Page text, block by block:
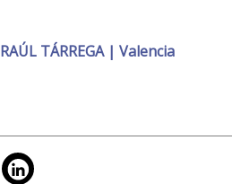
RAÚL TÁRREGA | Valencia